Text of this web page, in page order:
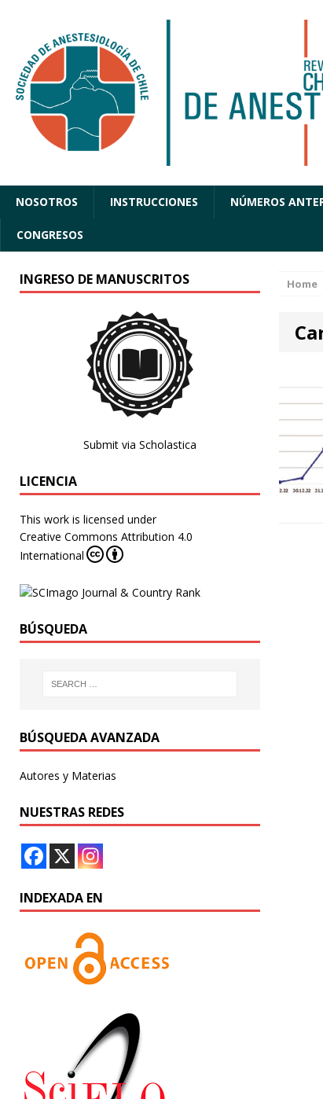
NOSOTROS INSTRUCCIONES NÚMEROS
CONGRESOS
Home
INGRESO DE MANUSCRITOS
Submit via Scholastica
LICENCIA
This work is licensed under
Creative Commons Attribution 4.0
International
BÚSQUEDA
BÚSQUEDA AVANZADA
Autores y Materias
NUESTRAS REDES
INDEXADA EN